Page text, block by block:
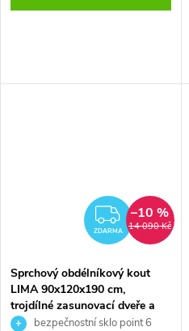
ZDARMA
ZDARMA 14 090 Kč
–10 %
Sprchový obdélníkový kout
LIMA 90x120x190 cm,
trojdílné zasunovací dveře a
pevný dílbezpečnostní sklo point 6